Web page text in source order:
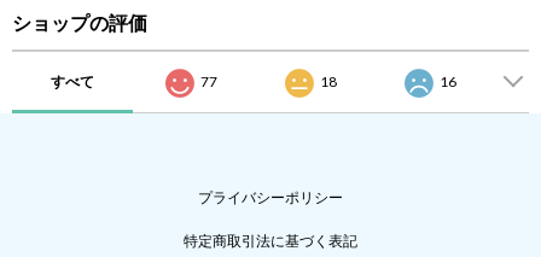
ショップの評価
すべて 77 18 16
プライバシーポリシー
特定商取引法に基づく表記